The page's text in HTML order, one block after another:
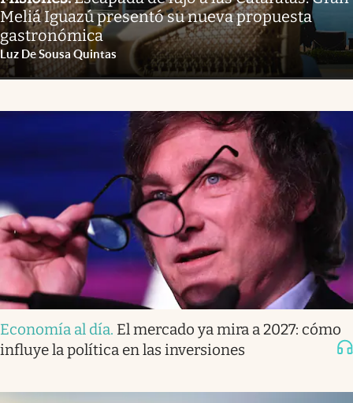
Meliá Iguazú presentó su nueva propuesta
gastronómica
Luz De Sousa Quintas
Economía al día. El mercado ya mira a 2027: cómo
influye la política en las inversiones